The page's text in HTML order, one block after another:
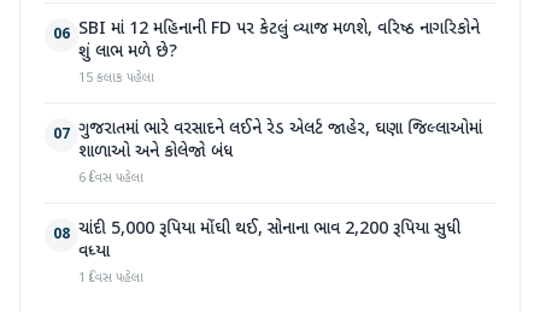
06 SBI માં 12 મહિનાની FD પર કેટલું વ્યાજ મળશે, વરિષ્ઠ નાગરિકોને
શું લાભ મળે છે?
15 કલાક પહેલા
07 ગુજરાતમાં ભારે વરસાદને લઈને રેડ એલર્ટ જાહેર, ઘણા જિલ્લાઓમાં
શાળાઓ અને કોલેજો બંધ
6 દિવસ પહેલા
08 ચાંદી 5,000 રૂપિયા મોંઘી થઈ, સોનાના ભાવ 2,200 રૂપિયા સુધી
વધ્યા
1 દિવસ પહેલા